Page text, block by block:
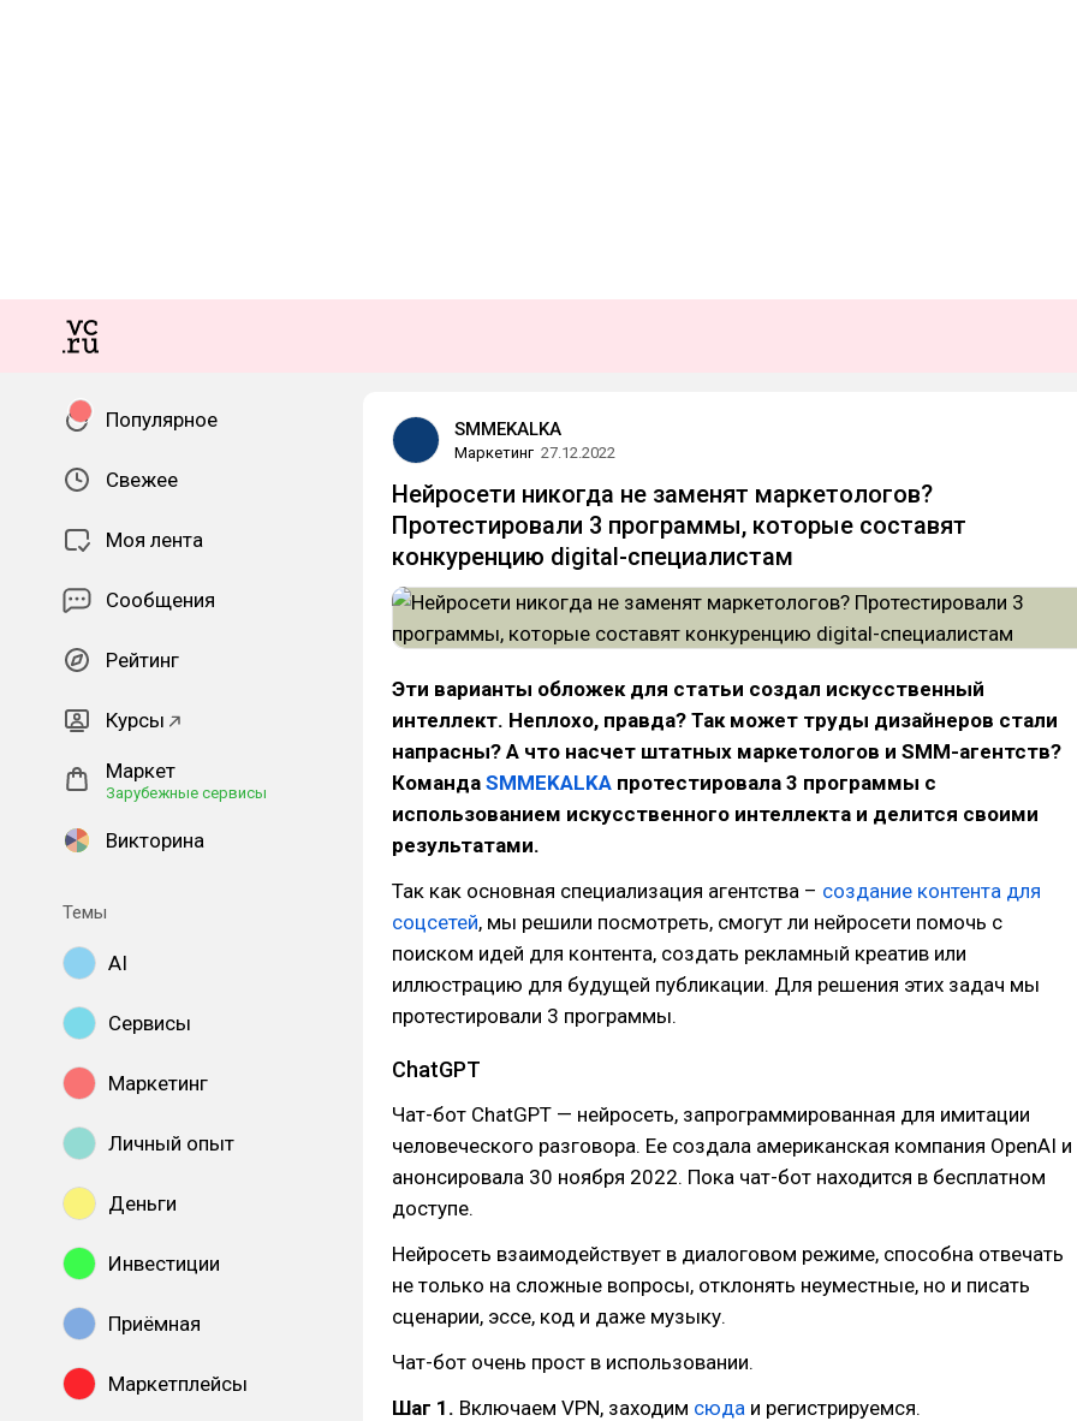
Популярное
Свежее
Моя лента
Сообщения
Рейтинг
Курсы
Маркет
Зарубежные сервисы
Викторина
Темы
AI
Сервисы
Маркетинг
Личный опыт
Деньги
Инвестиции
Приёмная
Маркетплейсы
SMMEKALKA
Маркетинг 27.12.2022
Нейросети никогда не заменят маркетологов?
Протестировали 3 программы, которые составят
конкуренцию digital-специалистам
Эти варианты обложек для статьи создал искусственный
интеллект. Неплохо, правда? Так может труды дизайнеров стали
напрасны? А что насчет штатных маркетологов и SMM-агентств?
Команда SMMEKALKA протестировала 3 программы с
использованием искусственного интеллекта и делится своими
результатами.
Так как основная специализация агентства – создание контента для
соцсетей, мы решили посмотреть, смогут ли нейросети помочь с
поиском идей для контента, создать рекламный креатив или
иллюстрацию для будущей публикации. Для решения этих задач мы
протестировали 3 программы.
ChatGPT
Чат-бот ChatGPT — нейросеть, запрограммированная для имитации
человеческого разговора. Ее создала американская компания OpenAI и
анонсировала 30 ноября 2022. Пока чат-бот находится в бесплатном
доступе.
Нейросеть взаимодействует в диалоговом режиме, способна отвечать
не только на сложные вопросы, отклонять неуместные, но и писать
сценарии, эссе, код и даже музыку.
Чат-бот очень прост в использовании.
Шаг 1. Включаем VPN, заходим сюда и регистрируемся.